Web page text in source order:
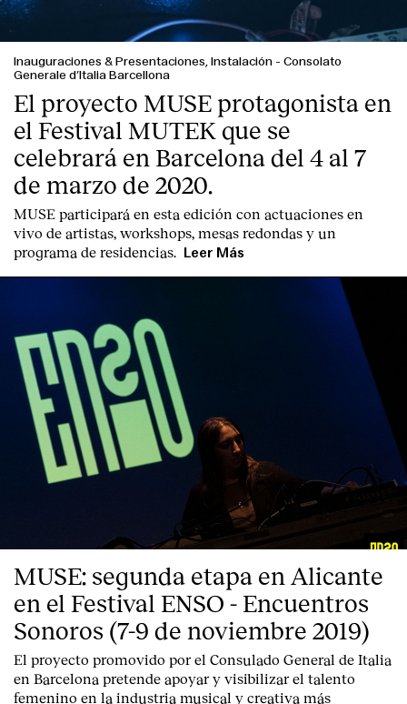
Inauguraciones & Presentaciones, Instalación - Consolato
Generale d’Italia Barcellona
El proyecto MUSE protagonista en
el Festival MUTEK que se
celebrará en Barcelona del 4 al 7
de marzo de 2020.
MUSE participará en esta edición con actuaciones en
vivo de artistas, workshops, mesas redondas y un
programa de residencias.
Leer Más
MUSE: segunda etapa en Alicante
en el Festival ENSO - Encuentros
Sonoros (7-9 de noviembre 2019)
El proyecto promovido por el Consulado General de Italia
en Barcelona pretende apoyar y visibilizar el talento
femenino en la industria musical y creativa más